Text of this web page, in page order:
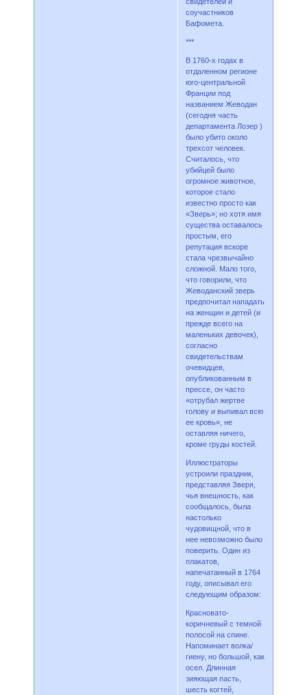
соучастников
Бафомета.
***
В 1760-х годах в
отдаленном регионе
юго-центральной
Франции под
названием Жеводан
(сегодня часть
департамента Лозер )
было убито около
трехсот человек.
Считалось, что
убийцей было
огромное животное,
которое стало
известно просто как
«Зверь»; но хотя имя
существа оставалось
простым, его
репутация вскоре
стала чрезвычайно
сложной. Мало того,
что говорили, что
Жеводанский зверь
предпочитал нападать
на женщин и детей (и
прежде всего на
маленьких девочек),
согласно
свидетельствам
очевидцев,
опубликованным в
прессе, он часто
«отрубал жертве
голову и выпивал всю
ее кровь», не
оставляя ничего,
кроме груды костей.
Иллюстраторы
устроили праздник,
представляя Зверя,
чья внешность, как
сообщалось, была
настолько
чудовищной, что в
нее невозможно было
поверить. Один из
плакатов,
напечатанный в 1764
году, описывал его
следующим образом:
Красновато-
коричневый с темной
полосой на спине.
Напоминает волка/
гиену, но большой, как
осел. Длинная
зияющая пасть,
шесть когтей,